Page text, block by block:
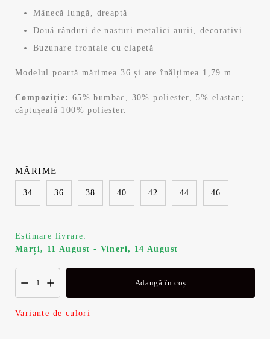
Mânecă lungă, dreaptă
Două rânduri de nasturi metalici aurii, decorativi
Buzunare frontale cu clapetă
Modelul poartă mărimea 36 și are înălțimea 1,79 m.
Compoziție: 65% bumbac, 30% poliester, 5% elastan;
căptușeală 100% poliester.
34 36 38 40 42 44 46
MĂRIME
Estimare livrare:
Marți, 11 August - Vineri, 14 August
Adaugă în coș
Variante de culori